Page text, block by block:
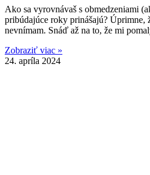
Ako sa vyrovnávaš s obmedzeniami
pribúdajúce roky prinášajú? Úprimne,
nevnímam. Snáď až na to, že mi
Zobraziť viac »
24. apríla 2024